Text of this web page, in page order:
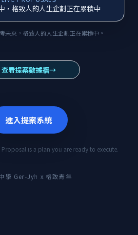
，格致人的人生企劃正在累積中
未來，格致人的人生企劃正在累積中。
查看提案數據牆→
進入提案系統
is a plan you are ready to execute.
學 Ger-Jyh x 格致青年